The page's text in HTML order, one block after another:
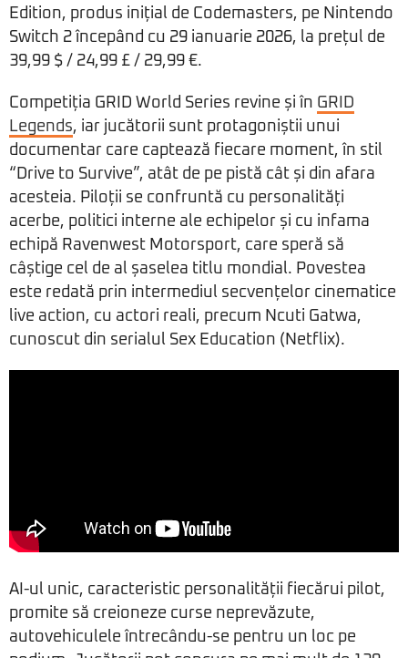
Edition, produs inițial de Codemasters, pe Nintendo
Switch 2 începând cu 29 ianuarie 2026, la prețul de
39,99 $ / 24,99 £ / 29,99 €.
Competiția GRID World Series revine și în GRID
Legends, iar jucătorii sunt protagoniștii unui
documentar care captează fiecare moment, în stil
“Drive to Survive”, atât de pe pistă cât și din afara
acesteia. Piloții se confruntă cu personalități
acerbe, politici interne ale echipelor și cu infama
echipă Ravenwest Motorsport, care speră să
câștige cel de al șaselea titlu mondial. Povestea
este redată prin intermediul secvențelor cinematice
live action, cu actori reali, precum Ncuti Gatwa,
cunoscut din serialul Sex Education (Netflix).
AI-ul unic, caracteristic personalității fiecărui pilot,
promite să creioneze curse neprevăzute,
autovehiculele întrecându-se pentru un loc pe